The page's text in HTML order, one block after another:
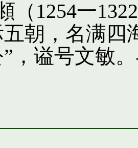
（1254一
朝，名满四
，谥号文敏